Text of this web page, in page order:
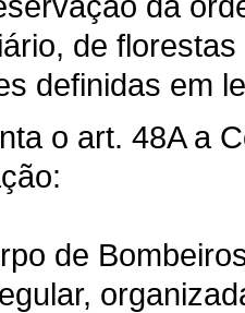
de
definidas em
o art. 48A a
de